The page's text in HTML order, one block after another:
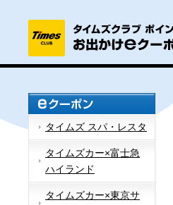
タイムズ スパ・レスタ
タイムズカー×富士急
ハイランド
タイムズカー×東京サ